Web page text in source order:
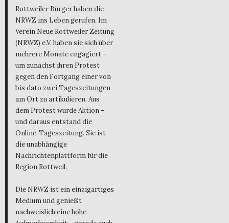
Rottweiler Bürger haben die
NRWZ ins Leben gerufen. Im
Verein Neue Rottweiler Zeitung
(NRWZ) e.V. haben sie sich über
mehrere Monate engagiert –
um zunächst ihren Protest
gegen den Fortgang einer von
bis dato zwei Tageszeitungen
am Ort zu artikulieren. Aus
dem Protest wurde Aktion –
und daraus entstand die
Online-Tageszeitung. Sie ist
die unabhängige
Nachrichtenplattform für die
Region Rottweil.
Die NRWZ ist ein einzigartiges
Medium und genießt
nachweislich eine hohe